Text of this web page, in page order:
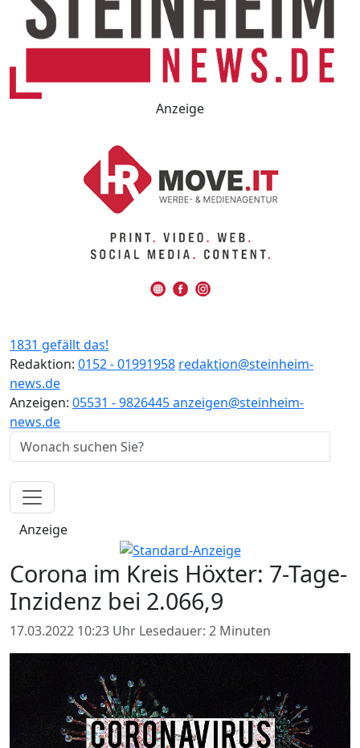
Anzeige
1831 gefällt das!
Redaktion: 0152 - 01991958 redaktion@steinheim-
news.de
Anzeigen: 05531 - 9826445anzeigen@steinheim-
news.de
Anzeige
Corona im Kreis Höxter: 7-Tage-
Inzidenz bei 2.066,9
17.03.2022 10:23 Uhr Lesedauer: 2 Minuten